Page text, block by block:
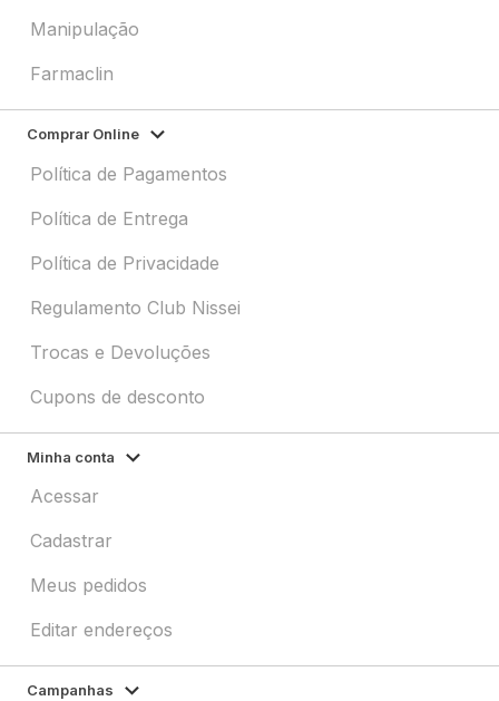
Manipulação
Farmaclin
Comprar Online
Política de Pagamentos
Política de Entrega
Política de Privacidade
Regulamento Club Nissei
Trocas e Devoluções
Cupons de desconto
Minha conta
Acessar
Cadastrar
Meus pedidos
Editar endereços
Campanhas